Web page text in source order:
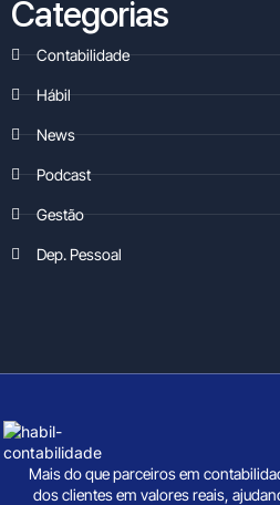
Categorias
Contabilidade
Hábil
News
Podcast
Gestão
Dep. Pessoal
Mais do que parceiros em
dos clientes em valores reais,